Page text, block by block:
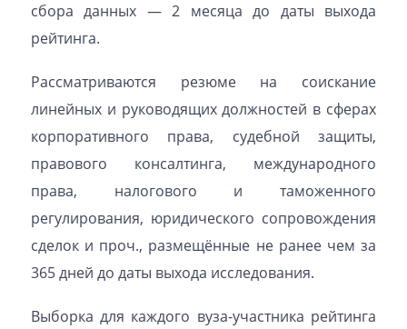
сбора данных — 2 месяца до даты выхода
рейтинга.
Рассматриваются резюме на соискание
линейных и руководящих должностей в сферах
корпоративного права, судебной защиты,
правового консалтинга, международного
права, налогового и таможенного
регулирования, юридического сопровождения
сделок и проч., размещённые не ранее чем за
365 дней до даты выхода исследования.
Выборка для каждого вуза-участника рейтинга